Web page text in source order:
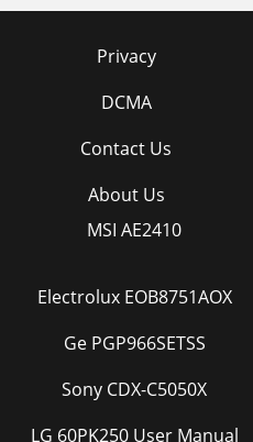
Privacy
DCMA
Contact Us
About Us
MSI AE2410
Electrolux EOB8751AOX
Ge PGP966SETSS
Sony CDX-C5050X
LG 60PK250 User Manual